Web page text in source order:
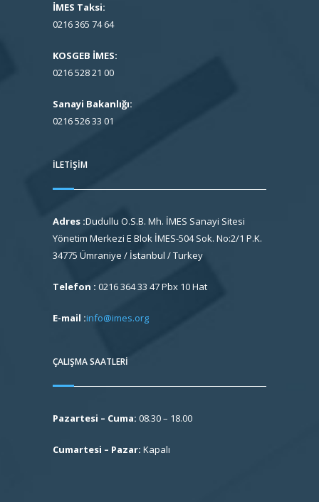
İMES Taksi:
0216 365 74 64
KOSGEB İMES:
0216 528 21 00
Sanayi Bakanlığı:
0216 526 33 01
İLETIŞIM
Adres :Dudullu O.S.B. Mh. İMES Sanayi Sitesi
Yönetim Merkezi E Blok İMES-504 Sok. No:2/1 P.K.
34775 Ümraniye / İstanbul / Turkey
Telefon : 0216 364 33 47 Pbx 10 Hat
E-mail :info@imes.org
ÇALIŞMA SAATLERI
Pazartesi – Cuma: 08.30 – 18.00
Cumartesi – Pazar: Kapalı